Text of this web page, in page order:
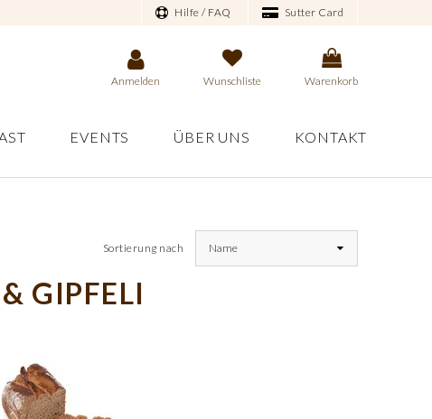
Hilfe / FAQ Sutter Card
Anmelden Wunschliste Warenkorb
EVENTS ÜBER UNS KONTAKT
Sortierung nach Name
GIPFELI